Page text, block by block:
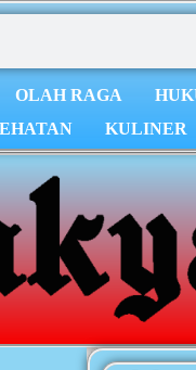
OLAH RAGA
KULINER